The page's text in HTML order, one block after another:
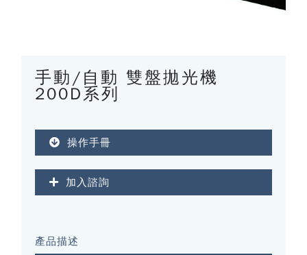
手動/自動 雙盤拋光機
200D系列
操作手冊
加入諮詢
產品描述